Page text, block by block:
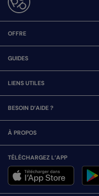
OFFRE
GUIDES
LIENS UTILES
BESOIN D’AIDE ?
À PROPOS
TÉLÉCHARGEZ L’APP